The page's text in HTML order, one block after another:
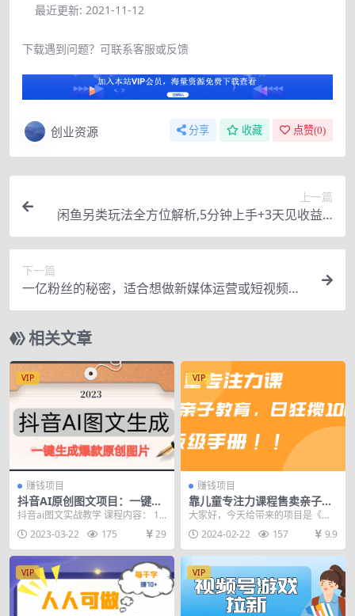
最近更新: 2021-11-12
下载遇到问题？可联系客服或反馈
创业资源 分享 收藏 点赞(0)
上一篇
闲鱼另类玩法全方位解析,5分钟上手+3天见收益,0
成本赚钱月入5000+
下一篇
一亿粉丝的秘密，适合想做新媒体运营或短视频网
红的你
相关文章
VIP
赚钱项目
抖音AI原创图文项目：一键根
据关键字生成原创图片，每天
10分钟-日赚500+
抖音ai图文实战教学 课程内容： 1:
账号前期起号视频教程 2:需要用到
的ai软...
2023-03-22 175 29
VIP
赚钱项目
靠儿童专注力课程售卖亲子育
儿课程，日暴力狂揽1000+，
喂饭手册分享
大家好，今天给带来的项目是《靠
儿童专注力课程售卖亲子育儿课
程，日暴力狂揽1000...
2024-02-22 157 9.9
VIP VIP